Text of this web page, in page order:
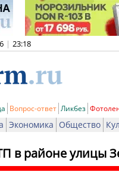
| 23:18
Вопрос-ответ Ликбез
Экономика Общество
в районе улицы